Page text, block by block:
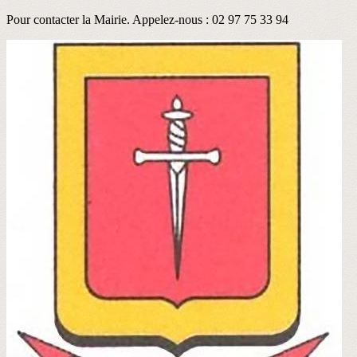
Pour contacter la Mairie. Appelez-nous : 02 97 75 33 94